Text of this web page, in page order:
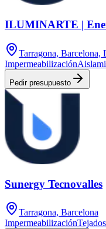
ILUMINARTE |
Tarragona, Barcelona,
Impermeabilización
Pedir presupuesto
Sunergy Tecnovalles
Tarragona, Barcelona
ImpermeabilizaciónTejados